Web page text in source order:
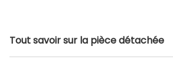
Tout savoir sur la pièce détachée